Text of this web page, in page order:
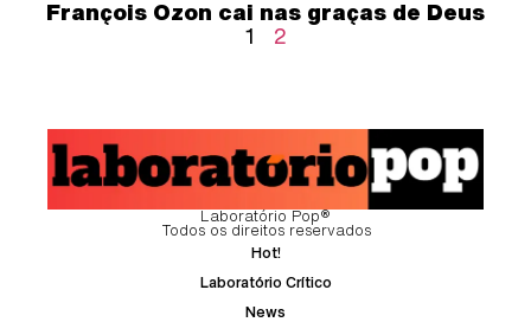
François Ozon cai nas graças de Deus
1
2
Laboratório Pop®
Todos os direitos reservados
Hot!
Laboratório Crítico
News